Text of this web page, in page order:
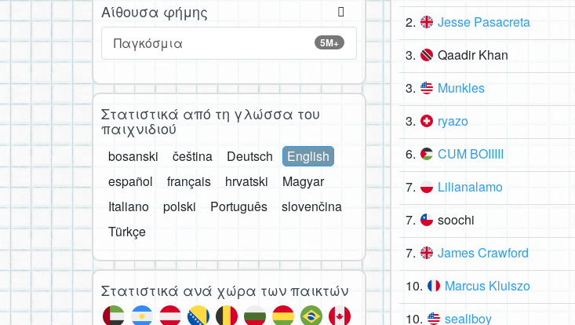
2. Jesse Pasacreta
3. Qaadir Khan
3. Munkles
3. ryazo
6. CUM BOIIIII
7. Lilianalamo
7. soochi
7. James Crawford
10. Marcus Kluiszo
10. sealiboy
Αίθουσα φήμης
5M+
Παγκόσμια
Στατιστικά από τη γλώσσα του
παιχνιδιού
bosanski čeština Deutsch
English
español
français hrvatski
Magyar
Italiano
polski Português
slovenčina
Türkçe
Στατιστικά ανά χώρα των παικτών